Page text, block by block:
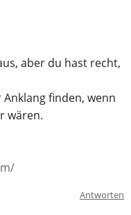
aber du hast recht,
finden, wenn
wären.
Antworten